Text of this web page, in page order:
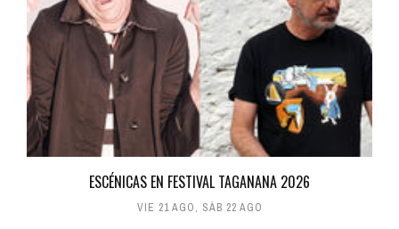
ESCÉNICAS EN FESTIVAL TAGANANA 2026
VIE 21 AGO, SÁB 22 AGO